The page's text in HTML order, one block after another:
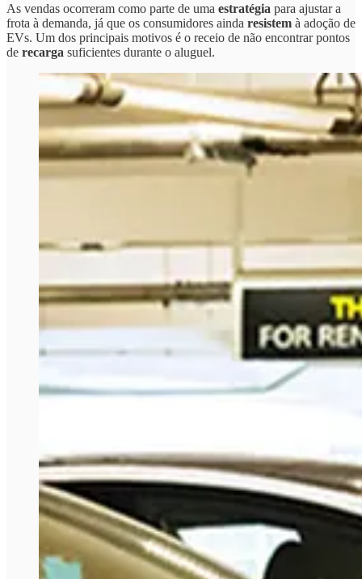
As vendas ocorreram como parte de uma estratégia para ajustar a
frota à demanda, já que os consumidores ainda resistem à adoção de
EVs. Um dos principais motivos é o receio de não encontrar pontos
de recarga suficientes durante o aluguel.